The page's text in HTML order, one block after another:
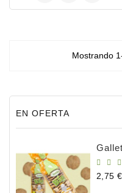
Mostrando
EN OFERTA
Precio
2,75 €